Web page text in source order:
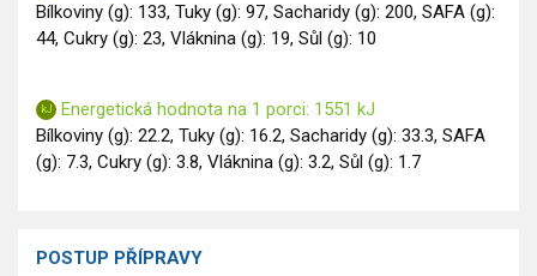
Bílkoviny (g): 133, Tuky (g): 97, Sacharidy (g): 200, SAFA (g):
44, Cukry (g): 23, Vláknina (g): 19, Sůl (g): 10
Energetická hodnota na 1 porci: 1551 kJ
Bílkoviny (g): 22.2, Tuky (g): 16.2, Sacharidy (g): 33.3, SAFA
(g): 7.3, Cukry (g): 3.8, Vláknina (g): 3.2, Sůl (g): 1.7
POSTUP PŘÍPRAVY